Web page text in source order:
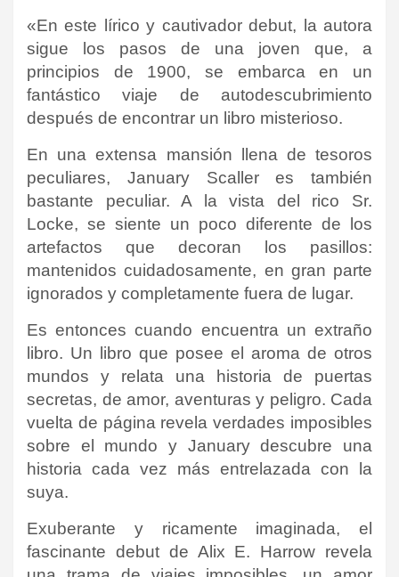
«En este lírico y cautivador debut, la autora
sigue los pasos de una joven que, a
principios de 1900, se embarca en un
fantástico viaje de autodescubrimiento
después de encontrar un libro misterioso.
En una extensa mansión llena de tesoros
peculiares, January Scaller es también
bastante peculiar. A la vista del rico Sr.
Locke, se siente un poco diferente de los
artefactos que decoran los pasillos:
mantenidos cuidadosamente, en gran parte
ignorados y completamente fuera de lugar.
Es entonces cuando encuentra un extraño
libro. Un libro que posee el aroma de otros
mundos y relata una historia de puertas
secretas, de amor, aventuras y peligro. Cada
vuelta de página revela verdades imposibles
sobre el mundo y January descubre una
historia cada vez más entrelazada con la
suya.
Exuberante y ricamente imaginada, el
fascinante debut de Alix E. Harrow revela